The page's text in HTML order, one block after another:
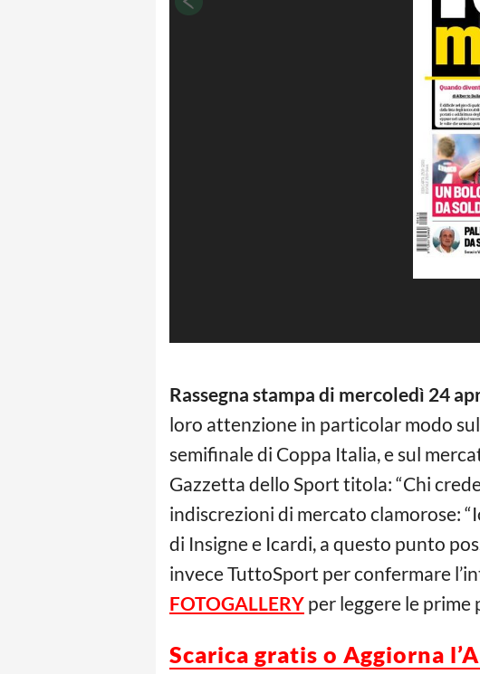
Rassegna stampa di mercoledì 24
loro attenzione in particolar modo
semifinale di Coppa Italia, e sul
Gazzetta dello Sport titola: “Chi
indiscrezioni di mercato clamorose:
di Insigne e Icardi, a questo punto
invece TuttoSport per confermare
FOTOGALLERY per leggere le prime
Scarica gratis o Aggiorna